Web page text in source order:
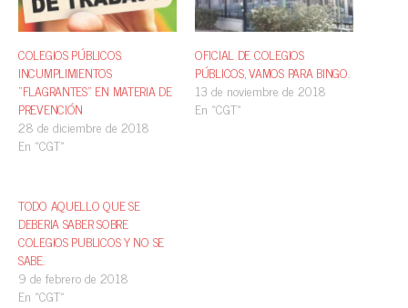
COLEGIOS PÚBLICOS:
INCUMPLIMIENTOS
“FLAGRANTES” EN MATERIA DE
PREVENCIÓN
28 de diciembre de 2018
En «CGT»
OFICIAL DE COLEGIOS
PÚBLICOS, VAMOS PARA BINGO.
13 de noviembre de 2018
En «CGT»
TODO AQUELLO QUE SE
DEBERIA SABER SOBRE
COLEGIOS PUBLICOS Y NO SE
SABE.
9 de febrero de 2018
En «CGT»